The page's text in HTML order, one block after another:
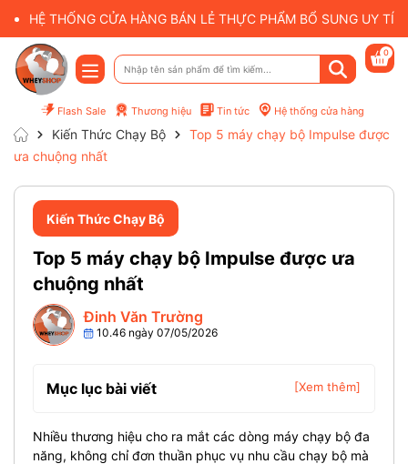
HỆ THỐNG CỬA HÀNG BÁN LẺ THỰC PHẨM BỔ SUNG UY
Flash Sale Thương hiệu Tin tức Hệ thống cửa hàng
0
Kiến Thức Chạy Bộ
Top 5 máy chạy bộ Impulse được
ưa chuộng nhất
Kiến Thức Chạy Bộ
Top 5 máy chạy bộ Impulse được ưa
chuộng nhất
Đinh Văn Trường
10.46 ngày 07/05/2026
Mục lục bài viết [Xem thêm]
Nhiều thương hiệu cho ra mắt các dòng máy chạy bộ đa
năng, không chỉ đơn thuần phục vụ nhu cầu chạy bộ mà